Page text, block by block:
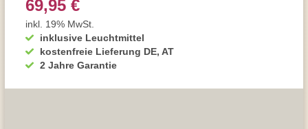
inklusive Leuchtmittel
kostenfreie Lieferung DE, AT
2 Jahre Garantie
69,95 €
inkl. 19% MwSt.